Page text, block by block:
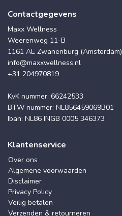
Contactgegevens
Maxx Wellness
Weerenweg 11-B
1161 AE Zwanenburg (Amsterdam)
info@maxxwellness.nl
+31 204970819
KvK nummer: 66242533
BTW nummer: NL856459069B01
Iban: NL86 INGB 0005 346373
Klantenservice
Over ons
Algemene voorwaarden
Disclaimer
Privacy Policy
Veilig betalen
Verzenden & retourneren